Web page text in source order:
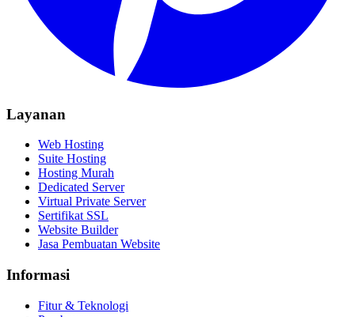
Layanan
Web Hosting
Suite Hosting
Hosting Murah
Dedicated Server
Virtual Private Server
Sertifikat SSL
Website Builder
Jasa Pembuatan Website
Informasi
Fitur & Teknologi